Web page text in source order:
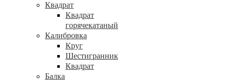
Квадрат
Квадрат
горячекатаный
Калибровка
Круг
Шестигранник
Квадрат
Балка